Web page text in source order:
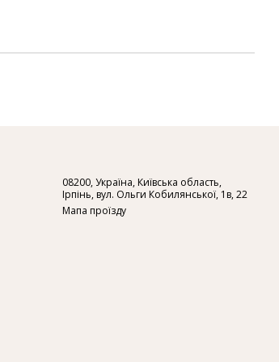
08200, Україна, Київська область,
Ірпінь, вул. Ольги Кобилянської, 1в, 22
Мапа проїзду